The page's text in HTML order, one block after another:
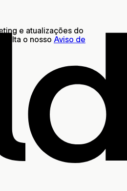
e atualizações do
o nosso Aviso de